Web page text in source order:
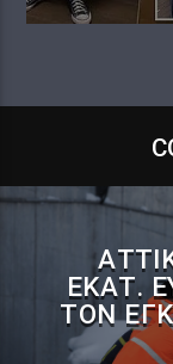
ΕΚΑΤ.
ΤΟΝ